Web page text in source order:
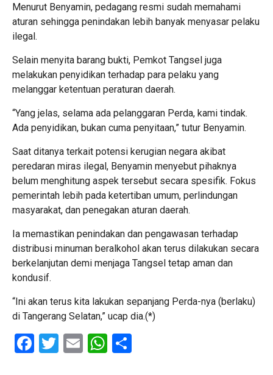
Menurut Benyamin, pedagang resmi sudah memahami
aturan sehingga penindakan lebih banyak menyasar pelaku
ilegal.
Selain menyita barang bukti, Pemkot Tangsel juga
melakukan penyidikan terhadap para pelaku yang
melanggar ketentuan peraturan daerah.
“Yang jelas, selama ada pelanggaran Perda, kami tindak.
Ada penyidikan, bukan cuma penyitaan,” tutur Benyamin.
Saat ditanya terkait potensi kerugian negara akibat
peredaran miras ilegal, Benyamin menyebut pihaknya
belum menghitung aspek tersebut secara spesifik. Fokus
pemerintah lebih pada ketertiban umum, perlindungan
masyarakat, dan penegakan aturan daerah.
Ia memastikan penindakan dan pengawasan terhadap
distribusi minuman beralkohol akan terus dilakukan secara
berkelanjutan demi menjaga Tangsel tetap aman dan
kondusif.
“Ini akan terus kita lakukan sepanjang Perda-nya (berlaku)
di Tangerang Selatan,” ucap dia.(*)
Facebook
Twitter
EmailWhatsApp